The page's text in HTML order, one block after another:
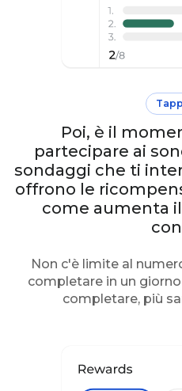
Poi, è il
partecipare ai
sondaggi che ti
offrono le
come aumenta
Non c'è limite al
completare in un
completare, più